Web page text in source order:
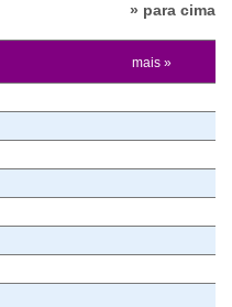
» para cima
mais »